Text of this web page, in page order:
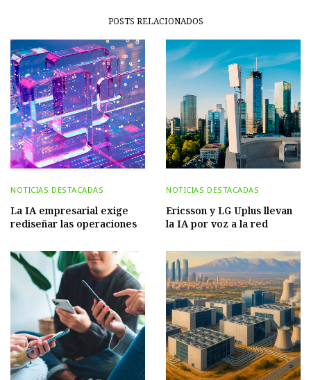
POSTS RELACIONADOS
NOTICIAS DESTACADAS
La IA empresarial exige
rediseñar las operaciones
NOTICIAS DESTACADAS
Ericsson y LG Uplus llevan
la IA por voz a la red